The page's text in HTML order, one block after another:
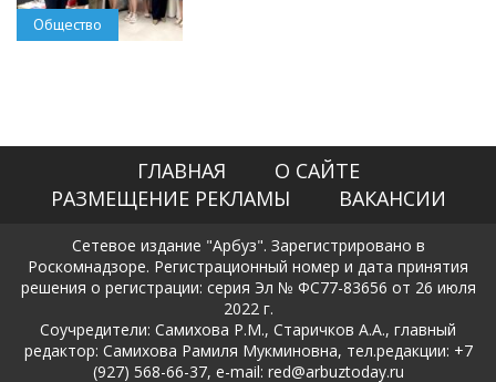
Общество
ГЛАВНАЯ
О САЙТЕ
РАЗМЕЩЕНИЕ РЕКЛАМЫ
ВАКАНСИИ
Сетевое издание "Арбуз". Зарегистрировано в
Роскомнадзоре. Регистрационный номер и дата принятия
решения о регистрации: серия Эл № ФС77-83656 от 26 июля
2022 г.
Соучредители: Самихова Р.М., Старичков А.А., главный
редактор: Самихова Рамиля Мукминовна, тел.редакции: +7
(927) 568-66-37, e-mail: red@arbuztoday.ru